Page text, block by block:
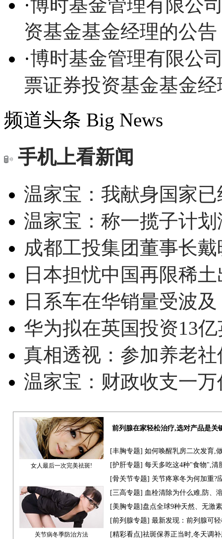
·博时基金管理有限公
资基金基金经理的公告
·博时基金管理有限公
票证券投资基金基金
频道头条 Big News
手机上看新闻
温家宝：我献身国家
温家宝：称一揽子计
成都工投集团董事长
日本担忧中国再限稀
日系车在华销量受波
华为拟在英国投资13
真相透视：参加养老
温家宝：财政收支一
女人最后一次完美祛斑!
前列腺在家轻松治疗,选对产品是关
[丰胸专题] 如何唤醒乳房二次发育,
[护肝专题] 每天多吃这4种"食物",清
[骨关节专题] 关节疼寒冬为何加重?
关节病冬季防治方法
[三高专题] 血栓清除为什么难,防、
[美胸专题]盘点全球9种天然、无激
[前列腺专题] 最新发现：前列腺可
[精彩看点]祛斑保养正当时,冬天调